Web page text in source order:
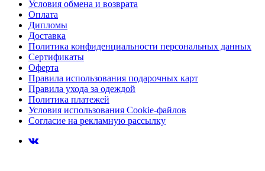
Условия обмена и возврата
Оплата
Дипломы
Доставка
Политика конфиденциальности персональных данных
Сертификаты
Оферта
Правила использования подарочных карт
Правила ухода за одеждой
Политика платежей
Условия использования Cookie-файлов
Согласие на рекламную рассылку